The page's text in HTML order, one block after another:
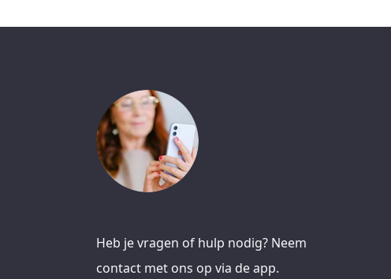
Heb je vragen of hulp nodig? Neem
contact met ons op via de app.